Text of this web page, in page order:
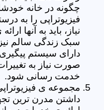
چگونه در خانه
فیزیوتراپی را به
نیاز، باید به آنها
سبک زندگی سالم
دارای سیستم پیگیری
صورت نیاز به
خدمت رسانی شود.
مجموعه ی
داشتن مدرن ترین